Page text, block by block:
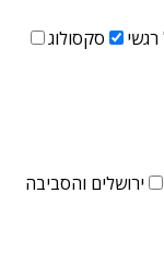
סקסולוג
ירושלים והסביבה